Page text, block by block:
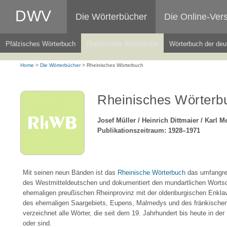
DWV Die Wörterbücher Die Online-
Pfälzisches Wörterbuch Rheinisches Wörterbuch Wörterbuch der
Home > Die Wörterbücher > Rheinisches Wörterbuch
Rheinisches
Josef Müller / Heinrich Dittmaier / Karl
Publikationszeitraum: 1928–1971
Mit seinen neun Bänden ist das Rheinische Wörterbuch das
des Westmitteldeutschen und dokumentiert den mundartlichen
ehemaligen preußischen Rheinprovinz mit der oldenburgischen
des ehemaligen Saargebiets, Eupens, Malmedys und des
verzeichnet alle Wörter, die seit dem 19. Jahrhundert bis heute in der
oder sind.